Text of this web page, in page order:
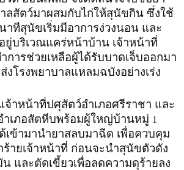
ลสัตว์มาผสมกับไก่ให้สุนัขกิน ซึ่งใช้
นาทีสุนัขเริ่มมีอาการง่วงนอน และ
บริเวณแคร่หน้าบ้าน เจ้าหน้าที่
การช่วยเหลือผู้ได้รับบาดเจ็บออกมา
งโรงพยาบาลแหลมฉบังอย่างเร่ง
จ้าหน้าที่ปศุสัตว์อำเภอศรีราชา และ
ำเภอสัตหีบพร้อมผู้ใหญ่บ้านหมู่ 1
เข้ามานำยาสลบมาฉีด เพื่อควบคุม
ร้ายเจ้าหน้าที่ ก่อนจะนำสุนัขตัวดัง
และตัดเขี้ยวเพื่อลดความดุร้ายลง